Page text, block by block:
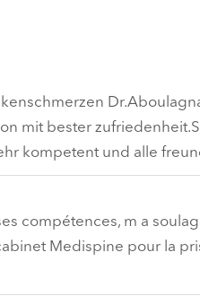
mit bester
kompetent und alle
compétences, m a
Medispine pour la